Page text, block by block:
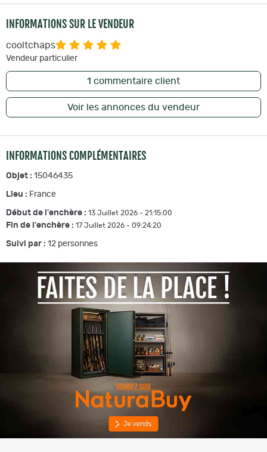
INFORMATIONS SUR LE VENDEUR
cooltchaps
Vendeur particulier
1 commentaire client
Voir les annonces du vendeur
INFORMATIONS COMPLÉMENTAIRES
Objet : 15046435
Lieu : France
Début de l'enchère : 13 Juillet 2026 - 21:15:00
Fin de l'enchère : 17 Juillet 2026 - 09:24:20
Suivi par : 12 personnes